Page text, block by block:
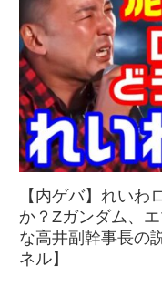
【内ゲバ】れいわ
か？Zガンダム、
な高井副幹事長の
ネル】